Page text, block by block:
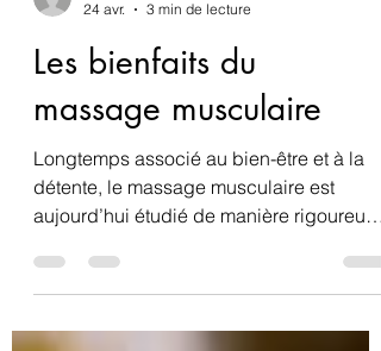
demangeonanne
24 avr.
3 min de lecture
Les bienfaits du
massage musculaire
Longtemps associé au bien-être et à la
détente, le massage musculaire est
médecine du sport et en neurosciences.